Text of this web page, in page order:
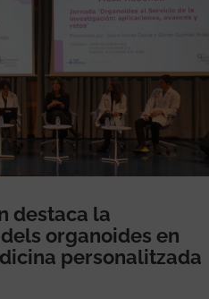
destaca la
organoides en
personalitzada